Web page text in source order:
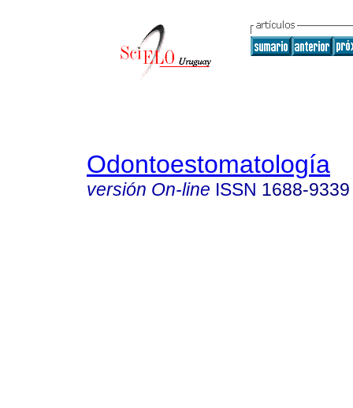
Odontoestomatología
versión On-line ISSN 1688-9339